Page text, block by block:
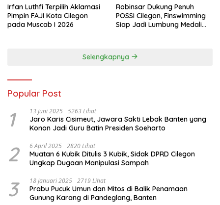
Irfan Luthfi Terpilih Aklamasi
Pimpin FAJI Kota Cilegon
pada Muscab I 2026
Robinsar Dukung Penuh
POSSI Cilegon, Finswimming
Siap Jadi Lumbung Medali
Selengkapnya
Popular Post
1 13 Juni 2025 5263 Lihat
Jaro Karis Cisimeut, Jawara Sakti Lebak Banten yang
Konon Jadi Guru Batin Presiden Soeharto
2 6 April 2025 2820 Lihat
Muatan 6 Kubik Ditulis 3 Kubik, Sidak DPRD Cilegon
Ungkap Dugaan Manipulasi Sampah
3 18 Januari 2025 2719 Lihat
Prabu Pucuk Umun dan Mitos di Balik Penamaan
Gunung Karang di Pandeglang, Banten